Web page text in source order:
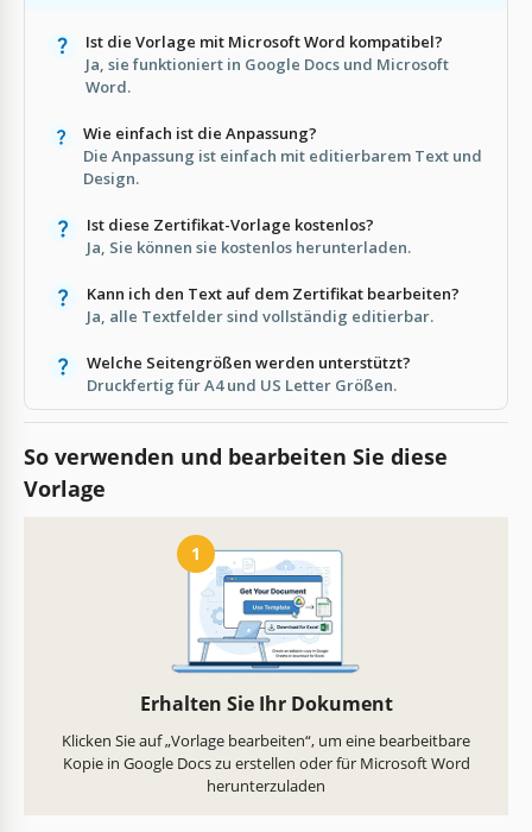
Ist die Vorlage mit Microsoft Word kompatibel?
Ja, sie funktioniert in Google Docs und Microsoft
Word.
Wie einfach ist die Anpassung?
Die Anpassung ist einfach mit editierbarem Text und
Design.
Ist diese Zertifikat-Vorlage kostenlos?
Ja, Sie können sie kostenlos herunterladen.
Kann ich den Text auf dem Zertifikat bearbeiten?
Ja, alle Textfelder sind vollständig editierbar.
Welche Seitengrößen werden unterstützt?
Druckfertig für A4 und US Letter Größen.
So verwenden und bearbeiten Sie diese
Vorlage
1
Erhalten Sie Ihr Dokument
Klicken Sie auf „Vorlage bearbeiten“, um eine bearbeitbare
Kopie in Google Docs zu erstellen oder für Microsoft Word
herunterzuladen